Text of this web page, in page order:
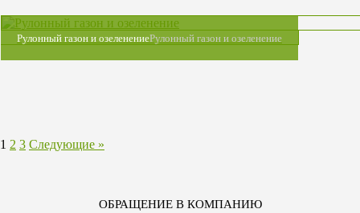
Рулонный газон и озеленениеРулонный газон и озеленение
1 2 3 Следующие »
ОБРАЩЕНИЕ В КОМПАНИЮ